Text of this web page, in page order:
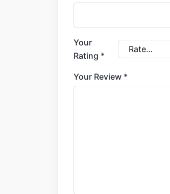
Your
Rating *
Your Review *